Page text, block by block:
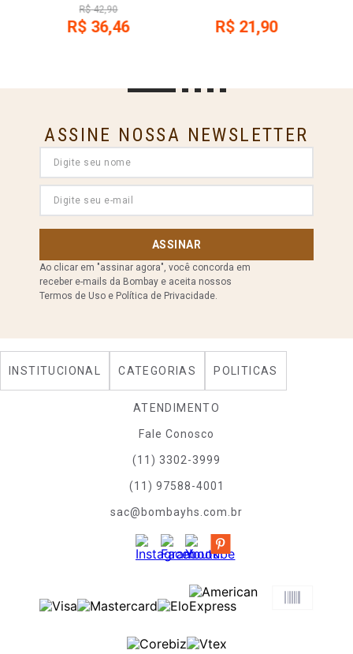
R$ 42,90
R$ 36,46 R$ 21,90
ASSINE NOSSA NEWSLETTER
ASSINAR
Ao clicar em "assinar agora", você concorda em
receber e-mails da Bombay e aceita nossos
Termos de Uso e Política de Privacidade.
INSTITUCIONAL CATEGORIAS POLITICAS
ATENDIMENTO
Fale Conosco
(11) 3302-3999
(11) 97588-4001
sac@bombayhs.com.br